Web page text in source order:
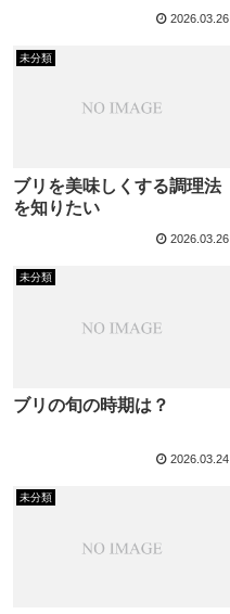
2026.03.26
未分類
ブリを美味しくする調理法
を知りたい
2026.03.26
未分類
ブリの旬の時期は？
2026.03.24
未分類